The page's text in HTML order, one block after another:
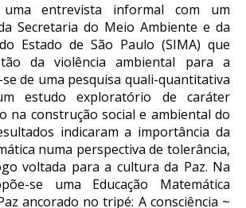
entrevista informal com um
Secretaria do Meio Ambiente e da
Estado de São Paulo (SIMA) que
da violência ambiental para a
de uma pesquisa quali-quantitativa
estudo exploratório de caráter
na construção social e ambiental do
indicaram a importância da
numa perspectiva de tolerância,
voltada para a cultura da Paz. Na
se uma Educação Matemática
ancorado no tripé: A consciência ~